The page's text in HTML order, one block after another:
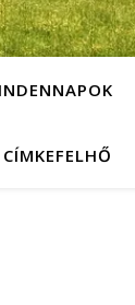
CÍMKEFELHŐ